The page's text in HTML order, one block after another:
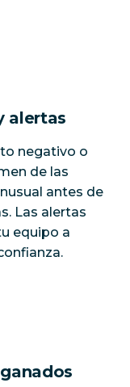
alertas
negativo o
de las
antes de
Las alertas
equipo a